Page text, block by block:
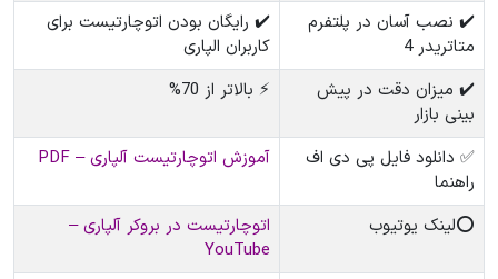
✔️ نصب آسان در پلتفرم
متاتریدر 4
✔️ رایگان بودن اتوچارتیست برای
کاربران الپاری
✔️ میزان دقت در پیش
بینی بازار
⚡ بالاتر از 70%
✅ دانلود فایل پی دی اف
راهنما
آموزش اتوچارتیست آلپاری – PDF
⭕️لینک یوتیوب
اتوچارتیست در بروکر آلپاری –
YouTube